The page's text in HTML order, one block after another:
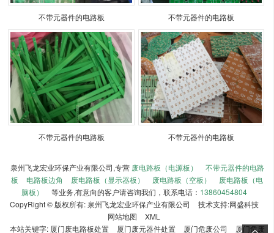
不带元器件的电路板 不带元器件的电路板
不带元器件的电路板 不带元器件的电路板
泉州飞龙宏业环保产业有限公司,专营 废电路板（电源板）
不带元器件的电路
板
电路板边角 废电路板（显示器板） 废电路板（空板）
废电路板（电
脑板）
等业务,有意向的客户请咨询我们，联系电话： 13860454804
CopyRight © 版权所有: 泉州飞龙宏业环保产业有限公司 技术支持:网盛科技
网站地图
XML
本站关键字: 厦门废电路板处置 厦门废元器件处置 厦门危废公司 厦门危废